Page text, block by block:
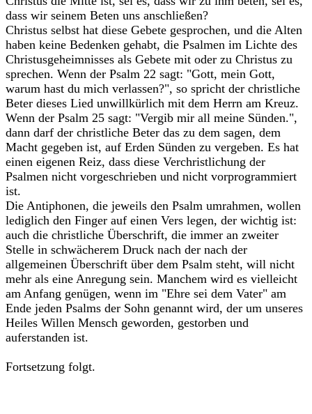
dass wir seinem Beten uns anschließen?
Christus selbst hat diese Gebete gesprochen, und die Alten
haben keine Bedenken gehabt, die Psalmen im Lichte des
Christusgeheimnisses als Gebete mit oder zu Christus zu
sprechen. Wenn der Psalm 22 sagt: "Gott, mein Gott,
warum hast du mich verlassen?", so spricht der christliche
Beter dieses Lied unwillkürlich mit dem Herrn am Kreuz.
Wenn der Psalm 25 sagt: "Vergib mir all meine Sünden.",
dann darf der christliche Beter das zu dem sagen, dem
Macht gegeben ist, auf Erden Sünden zu vergeben. Es hat
einen eigenen Reiz, dass diese Verchristlichung der
Psalmen nicht vorgeschrieben und nicht vorprogrammiert
ist.
Die Antiphonen, die jeweils den Psalm umrahmen, wollen
lediglich den Finger auf einen Vers legen, der wichtig ist:
auch die christliche Überschrift, die immer an zweiter
Stelle in schwächerem Druck nach der nach der
allgemeinen Überschrift über dem Psalm steht, will nicht
mehr als eine Anregung sein. Manchem wird es vielleicht
am Anfang genügen, wenn im "Ehre sei dem Vater" am
Ende jeden Psalms der Sohn genannt wird, der um unseres
Heiles Willen Mensch geworden, gestorben und
auferstanden ist.
Fortsetzung folgt.